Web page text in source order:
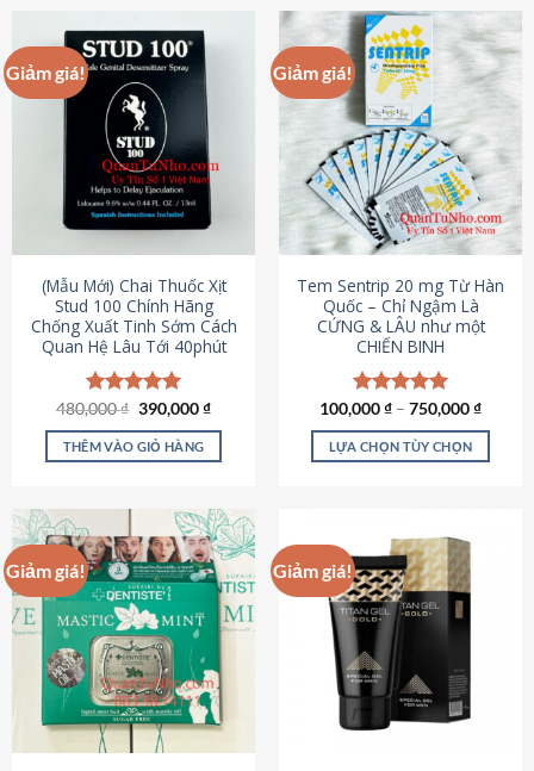
có
nhiều
biến
thể.
Các
tùy
chọn
được
chọn
trên
trang
sản
phẩm
này
có
nhiều
biến
thể.
Các
tùy
chọn
có
thể
chọn
trên
trang
sản
phẩm
Giảm giá!
(Mẫu Mới) Chai Thuốc Xịt
Stud 100 Chính Hãng
Chống Xuất Tinh Sớm Cách
Quan Hệ Lâu Tới 40phút
Được xếp
hạng5.00
5 sao
480,000₫ Giá
là:
480,000 ₫.
390,000₫Giá
tại
THÊM VÀO GIỎ HÀNG
Giảm giá!
Tem Sentrip 20 mg Từ Hàn
Quốc – Chỉ Ngậm Là
CỨNG & LÂU như một
CHIẾN BINH
Được xếp
hạng5.00
5 sao
100,000₫ – 750,000₫
LỰA CHỌN TÙY CHỌN
có
nhiều
biến
tùy
chọn
có
Giảm giá! Giảm giá!